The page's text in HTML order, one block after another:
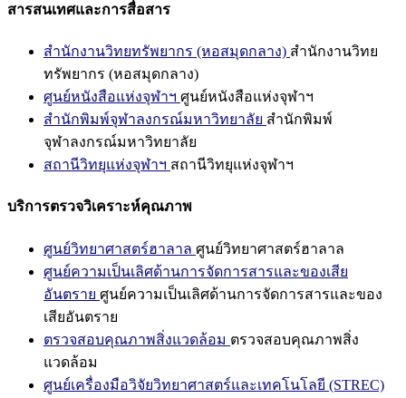
สารสนเทศและการสื่อสาร
สำนักงานวิทยทรัพยากร (หอสมุดกลาง) สำนักงานวิทย
ทรัพยากร (หอสมุดกลาง)
ศูนย์หนังสือแห่งจุฬาฯ ศูนย์หนังสือแห่งจุฬาฯ
สำนักพิมพ์จุฬาลงกรณ์มหาวิทยาลัย สำนักพิมพ์
จุฬาลงกรณ์มหาวิทยาลัย
สถานีวิทยุแห่งจุฬาฯ สถานีวิทยุแห่งจุฬาฯ
บริการตรวจวิเคราะห์คุณภาพ
ศูนย์วิทยาศาสตร์ฮาลาล ศูนย์วิทยาศาสตร์ฮาลาล
ศูนย์ความเป็นเลิศด้านการจัดการสารและของเสีย
อันตราย ศูนย์ความเป็นเลิศด้านการจัดการสารและของ
เสียอันตราย
ตรวจสอบคุณภาพสิ่งแวดล้อม ตรวจสอบคุณภาพสิ่ง
แวดล้อม
ศูนย์เครื่องมือวิจัยวิทยาศาสตร์และเทคโนโลยี (STREC)